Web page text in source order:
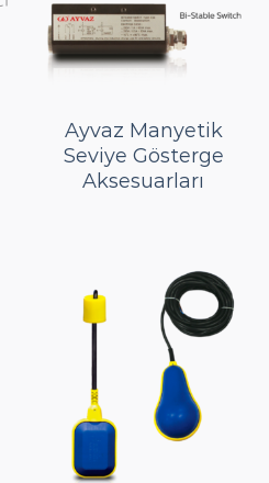
Ayvaz Manyetik
Seviye Gösterge
Aksesuarları